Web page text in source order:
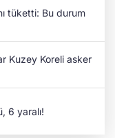
tüketti: Bu durum
Kuzey Koreli asker
6 yaralı!